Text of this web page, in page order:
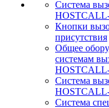
Cистема
Кнопки
присутствия
Общее
системам
Система
Система